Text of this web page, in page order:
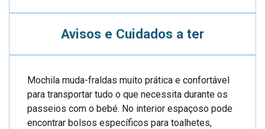
Avisos e Cuidados a ter
Mochila muda-fraldas muito prática e confortável
para transportar tudo o que necessita durante os
passeios com o bebé. No interior espaçoso pode
encontrar bolsos específicos para toalhetes,